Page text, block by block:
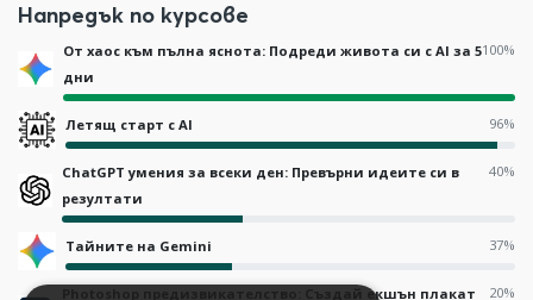
Напредък по курсове
От хаос към пълна яснота: Подреди живота си с AI за 5
дни
100%
Летящ старт с AI 96%
ChatGPT умения за всеки ден: Превърни идеите си в
резултати
40%
Тайните на Gemini 37%
Photoshop предизвикателство: Създай екшън плакат
20%